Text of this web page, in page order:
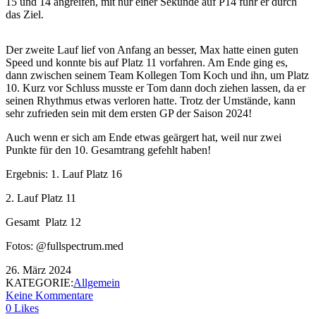
das Ziel.
Der zweite Lauf lief von Anfang an besser, Max hatte einen guten
Speed und konnte bis auf Platz 11 vorfahren. Am Ende ging es,
dann zwischen seinem Team Kollegen Tom Koch und ihn, um Platz
10. Kurz vor Schluss musste er Tom dann doch ziehen lassen, da er
seinen Rhythmus etwas verloren hatte. Trotz der Umstände, kann
sehr zufrieden sein mit dem ersten GP der Saison 2024!
Auch wenn er sich am Ende etwas geärgert hat, weil nur zwei
Punkte für den 10. Gesamtrang gefehlt haben!
Ergebnis: 1. Lauf Platz 16
2. Lauf Platz 11
Gesamt Platz 12
Fotos: @fullspectrum.med
26. März 2024
KATEGORIE:Allgemein
Keine Kommentare
0 Likes